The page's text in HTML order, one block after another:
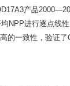
产品
NPP进行逐点线
的一致性，验证